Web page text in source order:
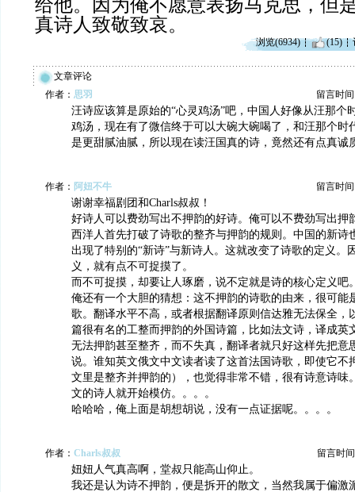
给他。因为俺不愿意表扬马克思，但
真诗人致敬致哀。
浏览(6934) (15)
文章评论
作者： 思羽 留言时间
汪诗应该算是原始的“心灵鸡汤”吧，中国人好像从汪那个
鸡汤，现在有了微信终于可以大碗大碗喝了，和汪那个时
是更甜腻油腻，所以现在读汪国真的诗，竟然还有点真诚
作者： 阿妞不牛 留言时间
谢谢幸福剧团和Charls叔叔！
好诗人可以费劲写出不押韵的好诗。俺可以不费劲写出押
西洋人首先打破了诗歌的整齐与押韵的规则。中国的新诗
出现了特别的“新诗”与新诗人。这就改变了诗歌的定义。
义，就有点不可捉摸了。
而不可捉摸，却要让人琢磨，说不定就是诗的核心定义吧
俺还有一个大胆的猜想：这不押韵的诗歌的由来，很可能
歌。翻译水平不高，或者根据翻译原则信达雅无法保全，
篇很有名的工整而押韵的外国诗篇，比如法文诗，译成英
无法押韵甚至整齐，而不失真，翻译者就只好这样先把意
说。谁知英文俄文中文读者读了这首法国诗歌，即使它不
文里是整齐并押韵的），也觉得非常不错，很有诗意诗味
文的诗人就开始模仿。。。。
哈哈哈，俺上面是胡想胡说，没有一点证据呢。。。。
作者： Charls叔叔 留言时
妞妞人气真高啊，堂叔只能高山仰止。
我还是认为诗不押韵，便是拆开的散文，当然我属于偏激